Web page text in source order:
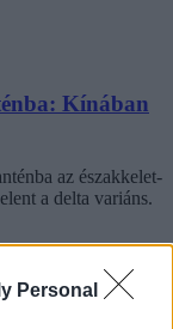
Personal
Kínában
az északkelet-
a delta variáns.